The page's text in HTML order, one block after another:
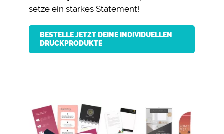
setze ein starkes Statement!
BESTELLE JETZT DEINE INDIVIDUELLEN
DRUCKPRODUKTE